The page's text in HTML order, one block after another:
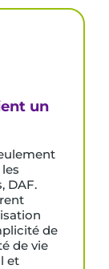
un
DAF.
de
de vie
et